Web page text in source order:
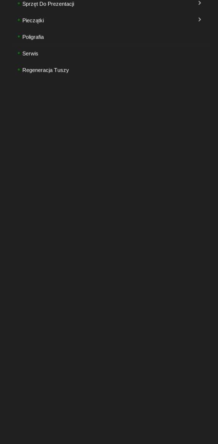
Sprzęt Do Prezentacji
Pieczątki
Poligrafia
Serwis
Regeneracja Tuszy